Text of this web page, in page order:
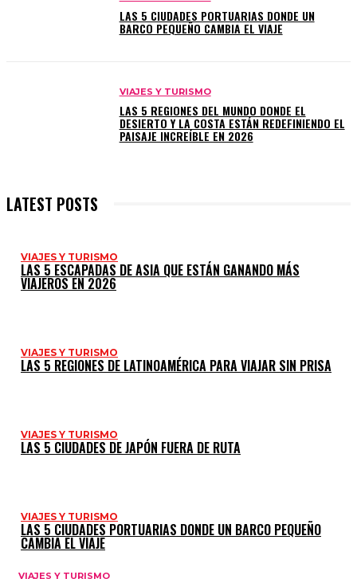
LAS 5 CIUDADES PORTUARIAS DONDE UN
BARCO PEQUEÑO CAMBIA EL VIAJE
VIAJES Y TURISMO
LAS 5 REGIONES DEL MUNDO DONDE EL
DESIERTO Y LA COSTA ESTÁN REDEFINIENDO EL
PAISAJE INCREÍBLE EN 2026
LATEST POSTS
VIAJES Y TURISMO
LAS 5 ESCAPADAS DE ASIA QUE ESTÁN GANANDO MÁS
VIAJEROS EN 2026
VIAJES Y TURISMO
LAS 5 REGIONES DE LATINOAMÉRICA PARA VIAJAR SIN PRISA
VIAJES Y TURISMO
LAS 5 CIUDADES DE JAPÓN FUERA DE RUTA
VIAJES Y TURISMO
LAS 5 CIUDADES PORTUARIAS DONDE UN BARCO PEQUEÑO
CAMBIA EL VIAJE
VIAJES Y TURISMO